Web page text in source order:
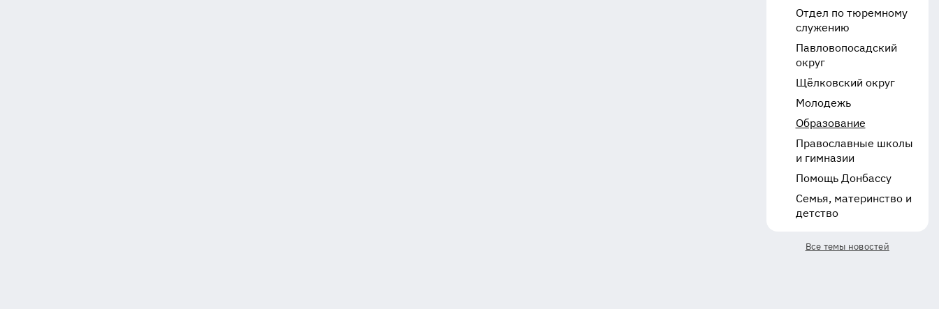
Отдел по тюремному
служению
Павловопосадский
округ
Щёлковский округ
Молодежь
Образование
Православные школы
и гимназии
Помощь Донбассу
Семья, материнство и
детство
Все темы новостей